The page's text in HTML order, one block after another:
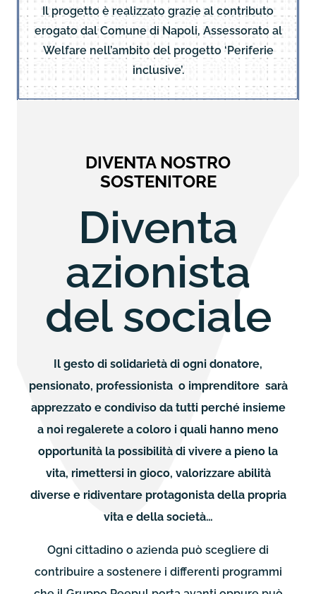
Il progetto è realizzato grazie al contributo
erogato dal Comune di Napoli, Assessorato al
Welfare nell’ambito del progetto ‘Periferie
inclusive’.
DIVENTA NOSTRO
SOSTENITORE
Diventa
azionista
del sociale
Il gesto di solidarietà di ogni donatore,
pensionato, professionista o imprenditore sarà
apprezzato e condiviso da tutti perché insieme
a noi regalerete a coloro i quali hanno meno
opportunità la possibilità di vivere a pieno la
vita, rimettersi in gioco, valorizzare abilità
diverse e ridiventare protagonista della propria
vita e della società…
Ogni cittadino o azienda può scegliere di
contribuire a sostenere i differenti programmi